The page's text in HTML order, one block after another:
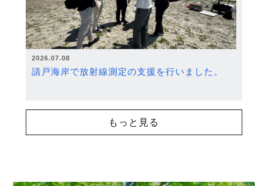
2026.07.08
請戸海岸で放射線測定の支援を行いました。
もっと見る